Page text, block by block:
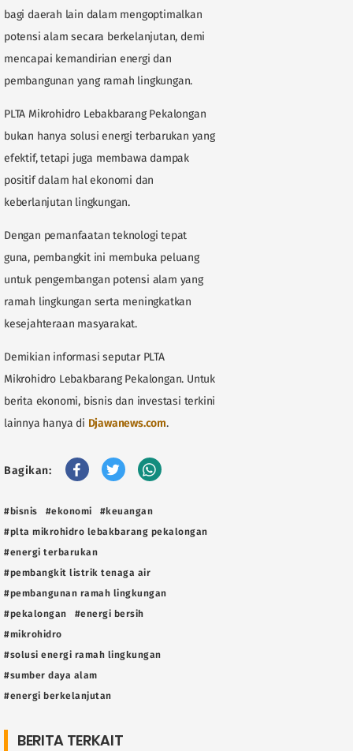
bagi daerah lain dalam mengoptimalkan
potensi alam secara berkelanjutan, demi
mencapai kemandirian energi dan
pembangunan yang ramah lingkungan.
PLTA Mikrohidro Lebakbarang Pekalongan
bukan hanya solusi energi terbarukan yang
efektif, tetapi juga membawa dampak
positif dalam hal ekonomi dan
keberlanjutan lingkungan.
Dengan pemanfaatan teknologi tepat
guna, pembangkit ini membuka peluang
untuk pengembangan potensi alam yang
ramah lingkungan serta meningkatkan
kesejahteraan masyarakat.
Demikian informasi seputar PLTA
Mikrohidro Lebakbarang Pekalongan. Untuk
berita ekonomi, bisnis dan investasi terkini
lainnya hanya di Djawanews.com.
Bagikan:
#bisnis #ekonomi
#keuangan
#plta mikrohidro lebakbarang pekalongan
#energi terbarukan
#pembangkit listrik tenaga air
#pembangunan ramah lingkungan
#pekalongan
#energi bersih
#mikrohidro
#solusi energi ramah lingkungan
#sumber daya alam
#energi berkelanjutan
BERITA TERKAIT